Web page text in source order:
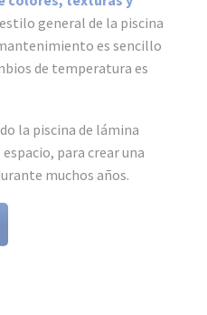
general de la piscina
es sencillo
de temperatura es
la piscina de lámina
espacio, para crear una
muchos años.